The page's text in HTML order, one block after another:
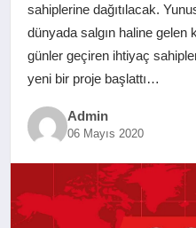
EKONOMI
SAĞLIK
EĞITIM
YAŞAM
SANAT
sahiplerine dağıtılacak.
dünyada salgın haline
günler geçiren ihtiyaç
yeni bir proje başlattı…
Admin
06 Mayıs 2020